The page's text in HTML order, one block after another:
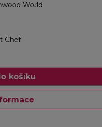
World
Chef
košíku